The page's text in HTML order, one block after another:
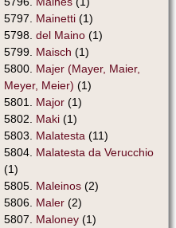
5797. Mainetti (1)
5798. del Maino (1)
5799. Maisch (1)
5800. Majer (Mayer, Maier,
Meyer, Meier) (1)
5801. Major (1)
5802. Maki (1)
5803. Malatesta (11)
5804. Malatesta da Verucchio
(1)
5805. Maleinos (2)
5806. Maler (2)
5807. Maloney (1)